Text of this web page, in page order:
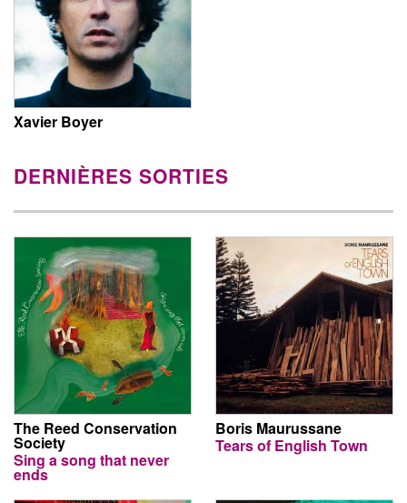
Xavier Boyer
DERNIÈRES SORTIES
The Reed Conservation
Society
Sing a song that never
ends
Boris Maurussane
Tears of English Town